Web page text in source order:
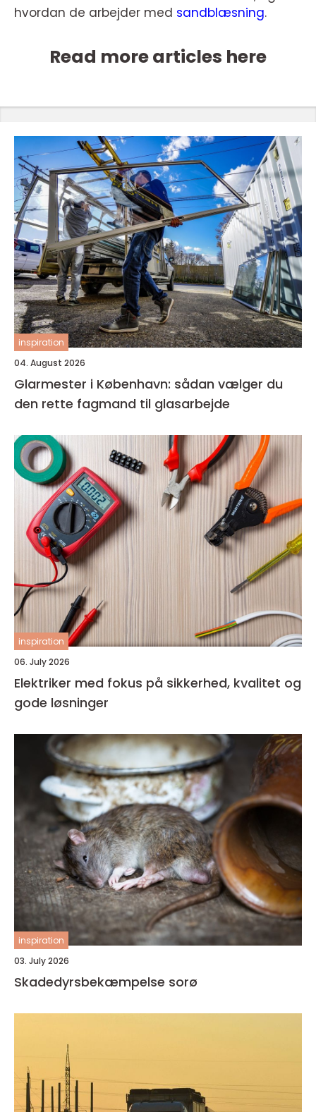
hvordan de arbejder med sandblæsning.
Read more articles here
inspiration
04. August 2026
Glarmester i København: sådan vælger du
den rette fagmand til glasarbejde
inspiration
06. July 2026
Elektriker med fokus på sikkerhed, kvalitet og
gode løsninger
inspiration
03. July 2026
Skadedyrsbekæmpelse sorø